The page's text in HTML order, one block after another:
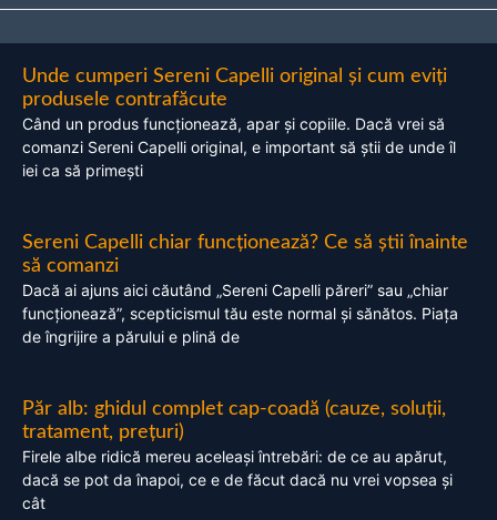
Unde cumperi Sereni Capelli original și cum eviți
produsele contrafăcute
Când un produs funcționează, apar și copiile. Dacă vrei să
comanzi Sereni Capelli original, e important să știi de unde îl
iei ca să primești
Sereni Capelli chiar funcționează? Ce să știi înainte
să comanzi
Dacă ai ajuns aici căutând „Sereni Capelli păreri” sau „chiar
funcționează”, scepticismul tău este normal și sănătos. Piața
de îngrijire a părului e plină de
Păr alb: ghidul complet cap-coadă (cauze, soluții,
tratament, prețuri)
Firele albe ridică mereu aceleași întrebări: de ce au apărut,
dacă se pot da înapoi, ce e de făcut dacă nu vrei vopsea și
cât